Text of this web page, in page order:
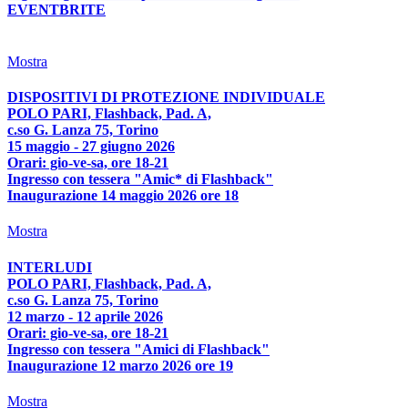
EVENTBRITE
Mostra
DISPOSITIVI DI PROTEZIONE INDIVIDUALE
POLO PARI, Flashback, Pad. A,
c.so G. Lanza 75, Torino
15 maggio - 27 giugno 2026
Orari: gio-ve-sa, ore 18-21
Ingresso con tessera "Amic* di Flashback"
Inaugurazione 14 maggio 2026 ore 18
Mostra
INTERLUDI
POLO PARI, Flashback, Pad. A,
c.so G. Lanza 75, Torino
12 marzo - 12 aprile 2026
Orari: gio-ve-sa, ore 18-21
Ingresso con tessera "Amici di Flashback"
Inaugurazione 12 marzo 2026 ore 19
Mostra